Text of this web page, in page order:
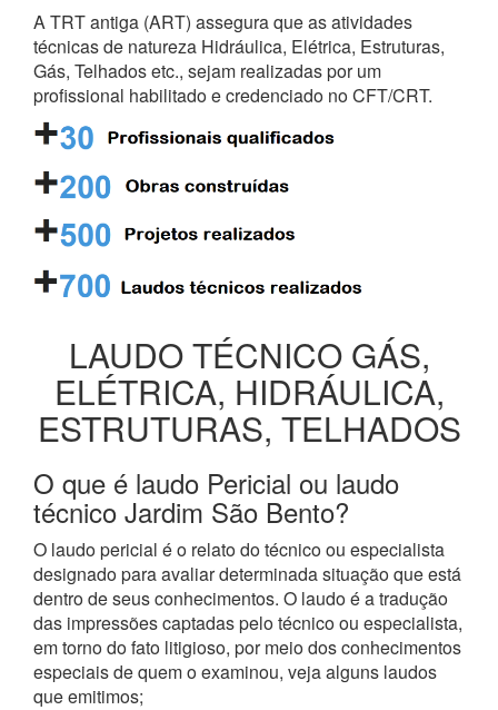
A TRT antiga (ART) assegura que as atividades
técnicas de natureza Hidráulica, Elétrica, Estruturas,
Gás, Telhados etc., sejam realizadas por um
profissional habilitado e credenciado no CFT/CRT.
LAUDO TÉCNICO GÁS,
ELÉTRICA, HIDRÁULICA,
ESTRUTURAS, TELHADOS
O que é laudo Pericial ou laudo
técnico Jardim São Bento?
O laudo pericial é o relato do técnico ou especialista
designado para avaliar determinada situação que está
dentro de seus conhecimentos. O laudo é a tradução
das impressões captadas pelo técnico ou especialista,
em torno do fato litigioso, por meio dos conhecimentos
especiais de quem o examinou, veja alguns laudos
que emitimos;